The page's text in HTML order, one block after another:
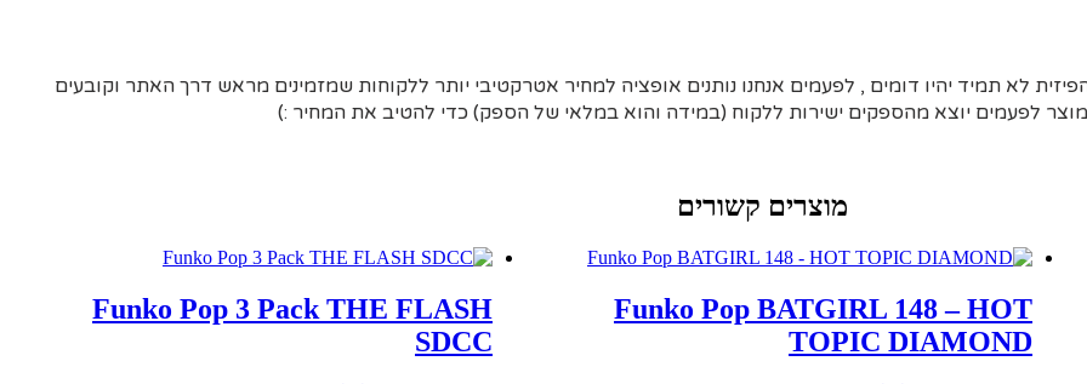
לא תמיד יהיו דומים , לפעמים אנחנו נותנים אופציה למחיר אטרקטיבי יותר ללקוחות שמזמינים מראש דרך האתר וקובעים
לפעמים יוצא מהספקים ישירות ללקוח (במידה והוא במלאי של הספק) כדי להטיב את המחיר :)
מוצרים קשורים
Funko Pop BATGIRL 148 – HOT
TOPIC DIAMOND
Funko Pop 3 Pack THE FLASH
SDCC